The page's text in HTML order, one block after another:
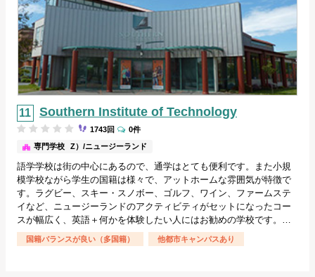
Southern Institute of Technology
その他（NZ）/ニュージーランド
専門学校
1743回 0件
語学学校は街の中心にあるので、通学はとても便利です。また小規
模学校ながら学生の国籍は様々で、アットホームな雰囲気が特徴で
す。ラグビー、スキー・スノボー、ゴルフ、ワイン、ファームステ
イなど、ニュージーランドのアクティビティがセットになったコー
スが幅広く、英語＋何かを体験したい人にはお勧めの学校です。…
国籍バランスが良い（多国籍） 他都市キャンパスあり